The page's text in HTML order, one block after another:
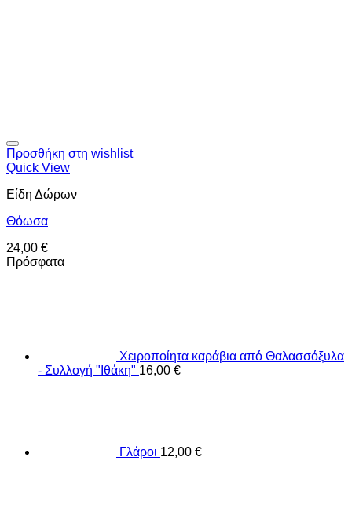
Προσθήκη στη wishlist
Quick View
Είδη Δώρων
Θόωσα
24,00 €
Πρόσφατα
Χειροποίητα καράβια από Θαλασσόξυλα
- Συλλογή "Ιθάκη" 16,00 €
Γλάροι 12,00 €